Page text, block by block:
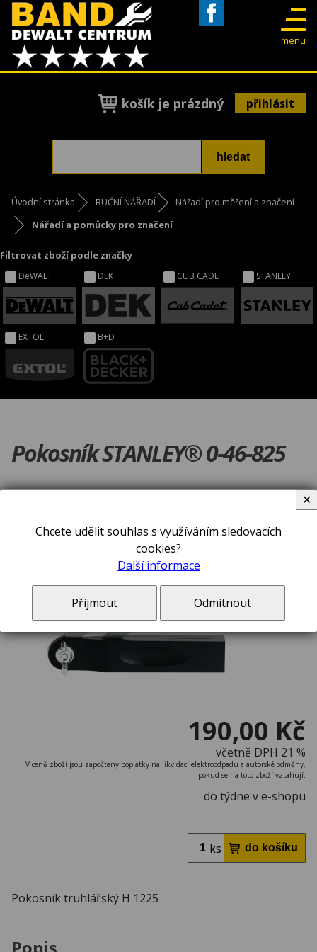
menu
košík je prázdný přihlásit
Úvodní stránka RUČNÍ NÁŘADÍ
Nářadí pro měření a značení
Nářadí a pomůcky pro značení
Filtrovat zboží podle značky
DeWALT DEK CUB CADET STANLEY
EXTOL B+D
Pokosník STANLEY® 0-46-825
190,00 Kč
včetně DPH 21 %
V ceně zboží jsou započteny poplatky na likvidaci elektroodpadu a autorské odměny,
pokud se na toto zboží vztahují.
do týdne v e-shopu
ks
Pokosník truhlářský H 1225
Popis
Chcete udělit souhlas s využíváním sledovacích
cookies?
Další informace
Přijmout Odmítnout
✕